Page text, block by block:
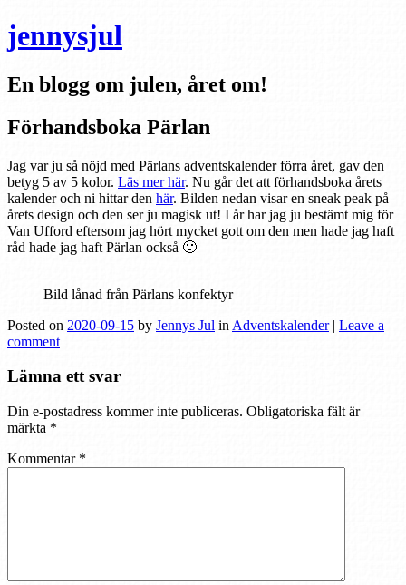
jennysjul
En blogg om julen, året om!
Förhandsboka Pärlan
Jag var ju så nöjd med Pärlans adventskalender förra året, gav den
betyg 5 av 5 kolor. Läs mer här. Nu går det att förhandsboka årets
kalender och ni hittar den här. Bilden nedan visar en sneak peak på
årets design och den ser ju magisk ut! I år har jag ju bestämt mig för
Van Ufford eftersom jag hört mycket gott om den men hade jag haft
råd hade jag haft Pärlan också 🙂
Bild lånad från Pärlans konfektyr
Posted on 2020-09-15 by Jennys Jul in Adventskalender | Leave a
comment
Lämna ett svar
Din e-postadress kommer inte publiceras. Obligatoriska fält är
märkta *
Kommentar *